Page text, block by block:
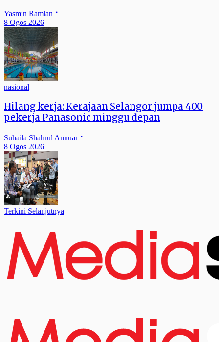
Yasmin Ramlan
8 Ogos 2026
nasional
Hilang kerja: Kerajaan Selangor jumpa 400
pekerja Panasonic minggu depan
Suhaila Shahrul Annuar
8 Ogos 2026
Terkini Selanjutnya